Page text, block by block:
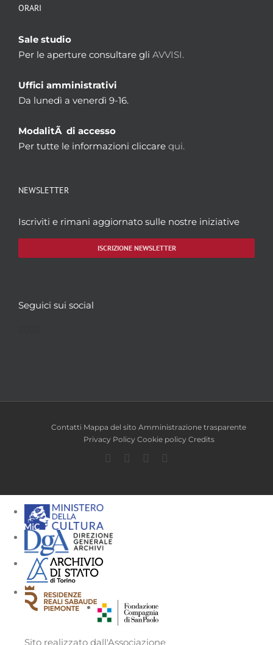
ORARI
Sale studio
Per le aperture consultare gli AVVISI.
Uffici amministrativi
Da lunedì a venerdì 9-16.
ModalitÃ di accesso
Per tutte le informazioni cliccare qui.
NEWSLETTER
Iscriviti e rimani aggiornato sulle nostre iniziative
ISCRIZIONE NEWSLETTER
Seguici sui social
Contatti Mappa del sito Amministrazione trasparente
Privacy Policy Cookie policy Credits
Facebook
TwitterYouTube
Sito realizzato dall'Associazione